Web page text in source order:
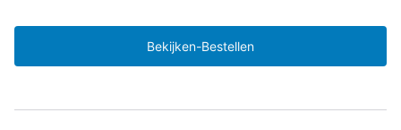
Bekijken-Bestellen